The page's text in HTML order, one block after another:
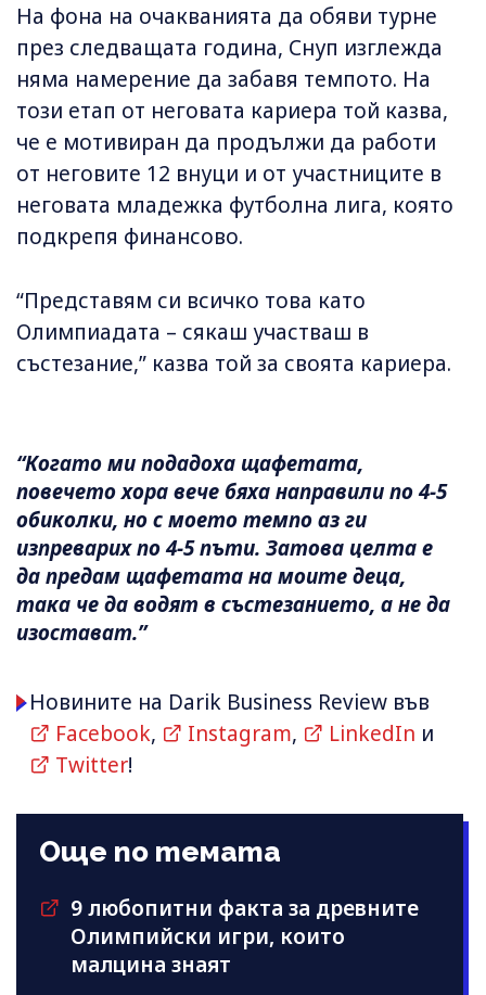
На фона на очакванията да обяви турне
през следващата година, Снуп изглежда
няма намерение да забавя темпото. На
този етап от неговата кариера той казва,
че е мотивиран да продължи да работи
от неговите 12 внуци и от участниците в
неговата младежка футболна лига, която
подкрепя финансово.
“Представям си всичко това като
Олимпиадата – сякаш участваш в
състезание,” казва той за своята кариера.
“Когато ми подадоха щафетата,
повечето хора вече бяха направили по 4-5
обиколки, но с моето темпо аз ги
изпреварих по 4-5 пъти. Затова целта е
да предам щафетата на моите деца,
така че да водят в състезанието, а не да
изостават.”
Новините на Darik Business Review във
Facebook, Instagram, LinkedIn и
Twitter!
Още по темата
9 любопитни факта за древните
Олимпийски игри, които
малцина знаят